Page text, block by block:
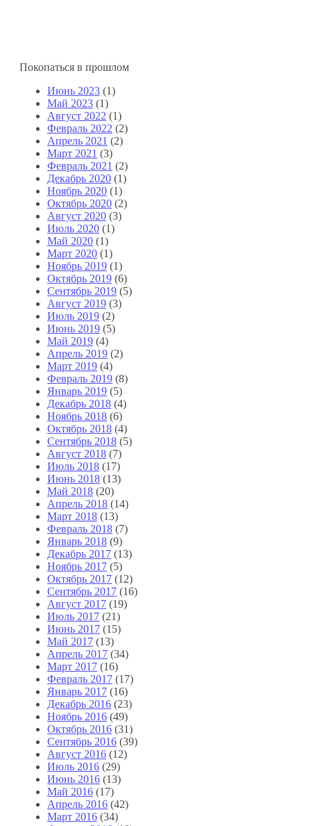
Покопаться в прошлом
Июнь 2023 (1)
Май 2023 (1)
Август 2022 (1)
Февраль 2022 (2)
Апрель 2021 (2)
Март 2021 (3)
Февраль 2021 (2)
Декабрь 2020 (1)
Ноябрь 2020 (1)
Октябрь 2020 (2)
Август 2020 (3)
Июль 2020 (1)
Май 2020 (1)
Март 2020 (1)
Ноябрь 2019 (1)
Октябрь 2019 (6)
Сентябрь 2019 (5)
Август 2019 (3)
Июль 2019 (2)
Июнь 2019 (5)
Май 2019 (4)
Апрель 2019 (2)
Март 2019 (4)
Февраль 2019 (8)
Январь 2019 (5)
Декабрь 2018 (4)
Ноябрь 2018 (6)
Октябрь 2018 (4)
Сентябрь 2018 (5)
Август 2018 (7)
Июль 2018 (17)
Июнь 2018 (13)
Май 2018 (20)
Апрель 2018 (14)
Март 2018 (13)
Февраль 2018 (7)
Январь 2018 (9)
Декабрь 2017 (13)
Ноябрь 2017 (5)
Октябрь 2017 (12)
Сентябрь 2017 (16)
Август 2017 (19)
Июль 2017 (21)
Июнь 2017 (15)
Май 2017 (13)
Апрель 2017 (34)
Март 2017 (16)
Февраль 2017 (17)
Январь 2017 (16)
Декабрь 2016 (23)
Ноябрь 2016 (49)
Октябрь 2016 (31)
Сентябрь 2016 (39)
Август 2016 (12)
Июль 2016 (29)
Июнь 2016 (13)
Май 2016 (17)
Апрель 2016 (42)
Март 2016 (34)